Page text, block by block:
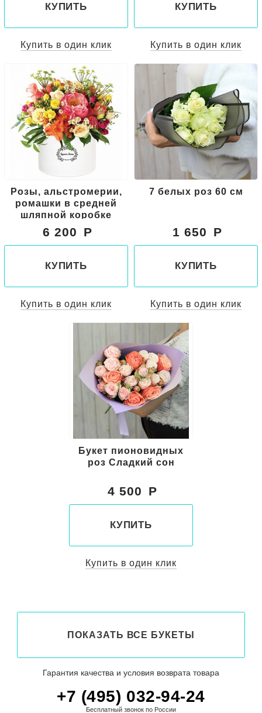
КУПИТЬ
Купить в один клик
КУПИТЬ
Купить в один клик
Розы, альстромерии,
ромашки в средней
шляпной коробке
6 200
КУПИТЬ
Купить в один клик
7 белых роз 60 см
1 650
КУПИТЬ
Купить в один клик
Букет пионовидных
роз Сладкий сон
4 500
КУПИТЬ
Купить в один клик
ПОКАЗАТЬ ВСЕ БУКЕТЫ
Гарантия качества и условия возврата товара
+7 (495) 032-94-24
Бесплатный звонок по России